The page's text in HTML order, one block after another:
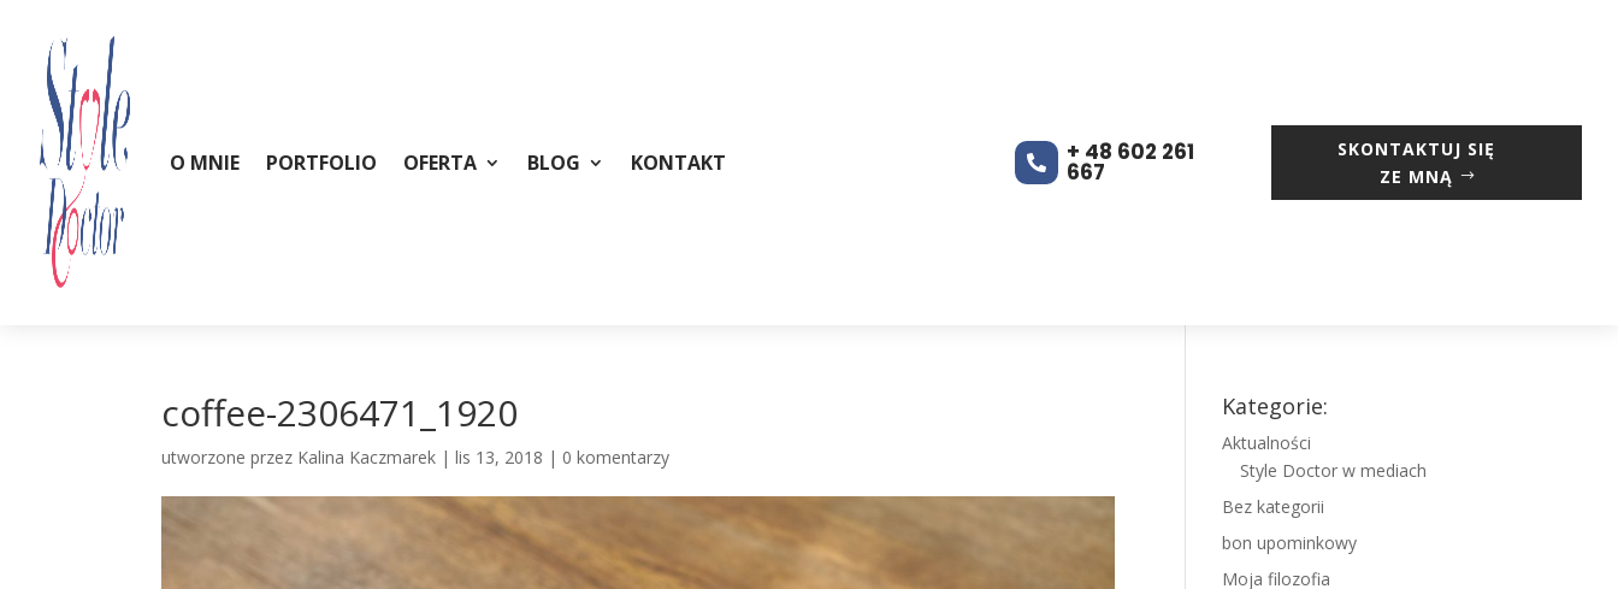
O MNIE PORTFOLIO OFERTA BLOG KONTAKT  + 48 602 261
667
SKONTAKTUJ SIĘ
ZE MNĄ
coffee-2306471_1920
utworzone przez Kalina Kaczmarek |lis 13, 2018 | 0 komentarzy
Kategorie:
Aktualności
Style Doctor w mediach
Bez kategorii
bon upominkowy
Moja filozofia